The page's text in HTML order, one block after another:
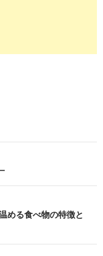
める食べ物の特徴と